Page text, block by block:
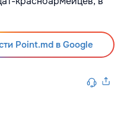
Point.md в Google